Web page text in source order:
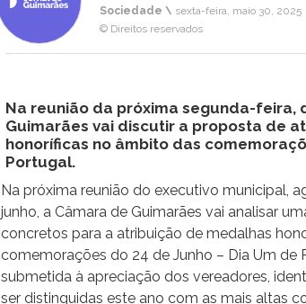
Sociedade \ sexta-feira, maio 30, 2025
© Direitos reservados
Na reunião da próxima segunda-feira,
Guimarães vai discutir a proposta de
honoríficas no âmbito das
Portugal.
Na próxima reunião do executivo municipal,
junho, a Câmara de Guimarães vai analisar
concretos para a atribuição de medalhas
comemorações do 24 de Junho – Dia Um de
submetida à apreciação dos vereadores,
ser distinguidas este ano com as mais altas